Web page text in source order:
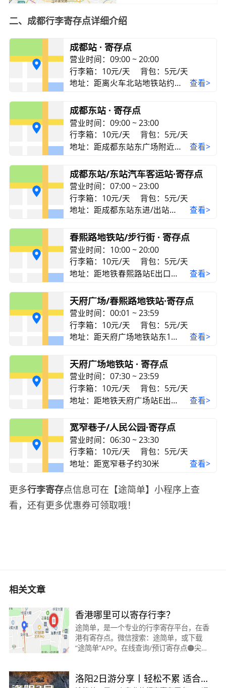
二、成都行李寄存点详细介绍
成都站 · 寄存点
营业时间：09:00 ~ 20:00
行李箱：10元/天
背包：5元/天
地址：距离火车北站地铁站约10米
查看>
成都东站 · 寄存点
营业时间：09:00 ~ 23:00
行李箱：10元/天
背包：5元/天
地址：距成都东站东广场附近约500米
查看>
成都东站/东站汽车客运站·寄存点
营业时间：07:00 ~ 23:00
行李箱：10元/天
背包：5元/天
地址：距成都东站东进/出站口约230米，距成都东站汽车客运站约20米
查看>
春熙路地铁站/步行街 · 寄存点
营业时间：10:00 ~ 20:00
行李箱：10元/天
背包：5元/天
地址：距地铁春熙路站E出口约10米
查看>
天府广场/春熙路地铁站·寄存点
营业时间：00:01 ~ 23:59
行李箱：10元/天
背包：5元/天
地址：距天府广场地铁站东1南口约500米
查看>
天府广场地铁站 · 寄存点
营业时间：07:30 ~ 23:59
行李箱：10元/天
背包：5元/天
地址：距地铁天府广场站E出口约300米
查看>
宽窄巷子/人民公园·寄存点
营业时间：06:30 ~ 23:30
行李箱：10元/天
背包：5元/天
地址：距宽窄巷子约30米
查看>
更多行李寄存点信息可在【途简单】小程序上查
看，还有更多优惠券可领取哦！
相关文章
香港哪里可以寄存行李？
途简单，是一个专业的行李寄存平台，在香
港有寄存点。微信搜索：途简单，或下载
“途简单”APP。在线查询/预订寄存点🟠尖
距尖沙咀/尖东地铁
洛阳2日游分享丨轻松不累 适合周